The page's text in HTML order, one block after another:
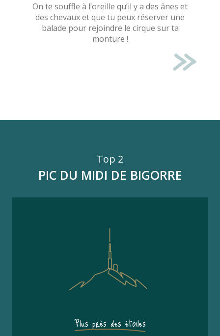
On te souffle à l’oreille qu’il y a des ânes et
des chevaux et que tu peux réserver une
balade pour rejoindre le cirque sur ta
monture !
Top 2
PIC DU MIDI DE BIGORRE
Plus près des étoiles